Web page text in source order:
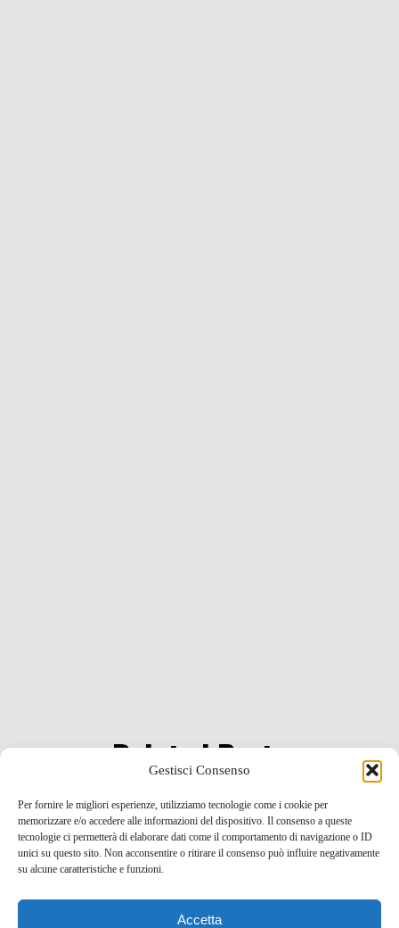
Gestisci Consenso
Per fornire le migliori esperienze, utilizziamo tecnologie come i cookie per
memorizzare e/o accedere alle informazioni del dispositivo. Il consenso a queste
tecnologie ci permetterà di elaborare dati come il comportamento di navigazione o ID
unici su questo sito. Non acconsentire o ritirare il consenso può influire negativamente
su alcune caratteristiche e funzioni.
Accetta
Related Posts
Un bagno con le tartarughe ed i delfini? Alle isole
Fernando de Noronha, paradiso del Brasile
6 Dic , 2011 -Brasile